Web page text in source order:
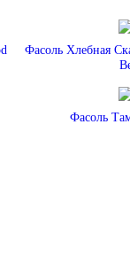
Фасоль Хлебная
Фасоль